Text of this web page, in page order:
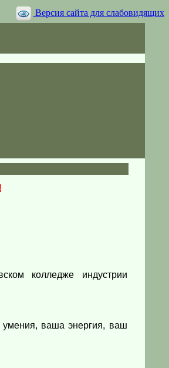
Версия сайта для слабовидящих
колледже индустрии
ваша энергия, ваш